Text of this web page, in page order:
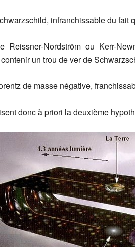
infranchissable du fait
Nordström ou Kerr-
un trou de ver de
de masse négative,
donc à priori la deuxième